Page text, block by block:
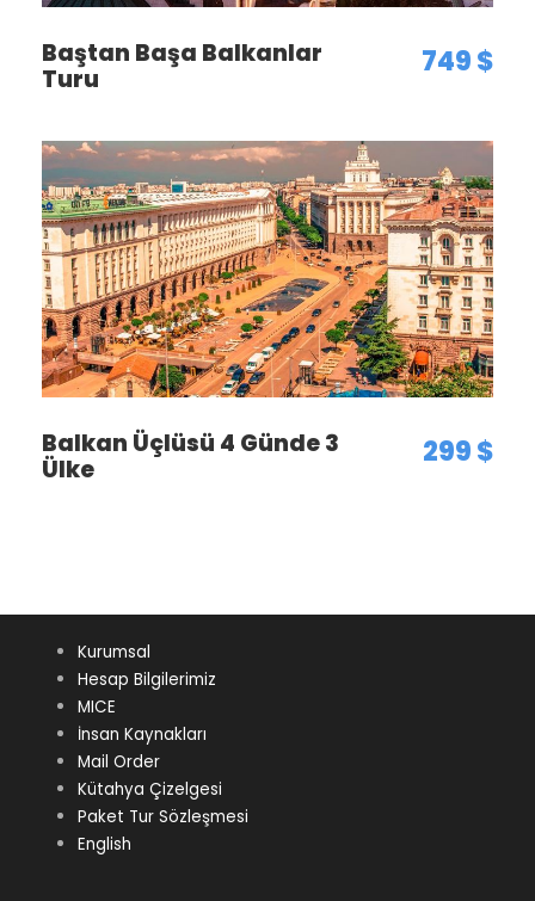
Baştan Başa Balkanlar
Turu
749 $
Balkan Üçlüsü 4 Günde 3
Ülke
299 $
Kurumsal
Hesap Bilgilerimiz
MICE
İnsan Kaynakları
Mail Order
Kütahya Çizelgesi
Paket Tur Sözleşmesi
English